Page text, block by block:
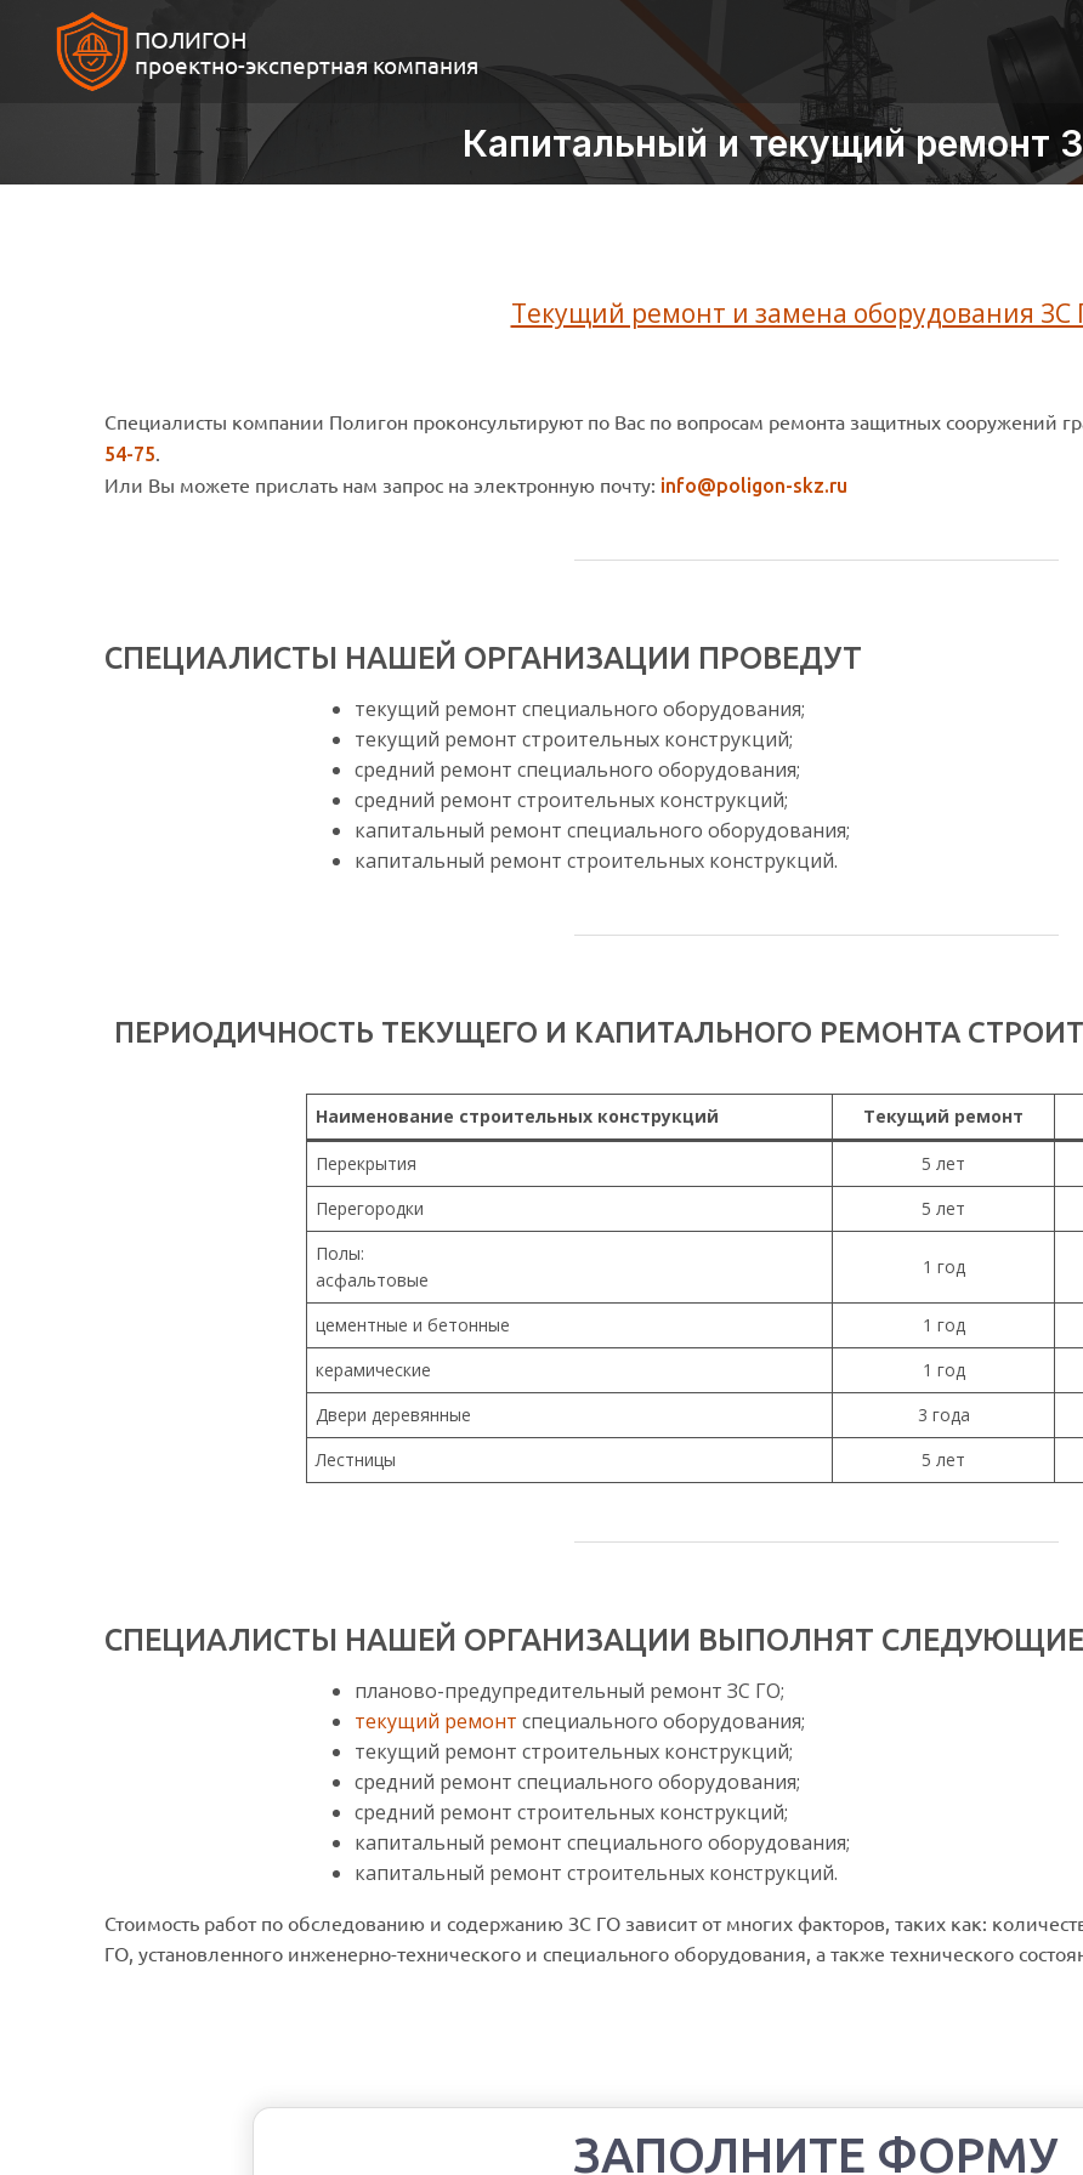
ПОЛИГОН
проектно-экспертная компания
Капитальный и текущий ремонт
Текущий ремонт и замена оборудования ЗС
Специалисты компании Полигон проконсультируют по Вас по вопросам ремонта защитных сооружений
54-75.­­­
Или Вы можете прислать нам запрос на электронную почту: info@poligon-skz.ru
СПЕЦИАЛИСТЫ НАШЕЙ ОРГАНИЗАЦИИ ПРОВЕДУТ
текущий ремонт специального оборудования;
текущий ремонт строительных конструкций;
средний ремонт специального оборудования;
средний ремонт строительных конструкций;
капитальный ремонт специального оборудования;
капитальный ремонт строительных конструкций.
ПЕРИОДИЧНОСТЬ ТЕКУЩЕГО И КАПИТАЛЬНОГО РЕМОНТА
Наименование строительных конструкций Текущий ремонт
Перекрытия 5 лет
Перегородки
5 лет
Полы:
асфальтовые
1 год
цементные и бетонные 1 год
керамические
1 год
Двери деревянные
3 года
Лестницы
5 лет
СПЕЦИАЛИСТЫ НАШЕЙ ОРГАНИЗАЦИИ ВЫПОЛНЯТ СЛЕДУЮЩИЕ
планово-предупредительный ремонт ЗС ГО;
текущий ремонт специального оборудования;
текущий ремонт строительных конструкций;
средний ремонт специального оборудования;
средний ремонт строительных конструкций;
капитальный ремонт специального оборудования;
капитальный ремонт строительных конструкций.
Стоимость работ по обследованию и содержанию ЗС ГО зависит от многих факторов, таких как:
ГО, установленного инженерно-технического и специального оборудования, а также технического
ЗАПОЛНИТЕ ФОРМУ